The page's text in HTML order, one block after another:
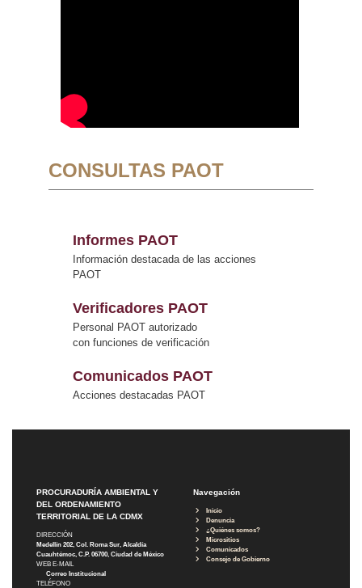
CONSULTAS PAOT
Informes PAOT
Información destacada de las acciones
PAOT
Verificadores PAOT
Personal PAOT autorizado
con funciones de verificación
Comunicados PAOT
Acciones destacadas PAOT
PROCURADURÍA AMBIENTAL Y
DEL ORDENAMIENTO
TERRITORIAL DE LA CDMX
DIRECCIÓN
Medellín 202, Col. Roma Sur, Alcaldía
Cuauhtémoc, C.P. 06700, Ciudad de México
WEB E-MAIL
Correo Institucional
TELÉFONO
Navegación
Inicio
Denuncia
¿Quiénes somos?
Micrositios
Comunicados
Consejo de Gobierno